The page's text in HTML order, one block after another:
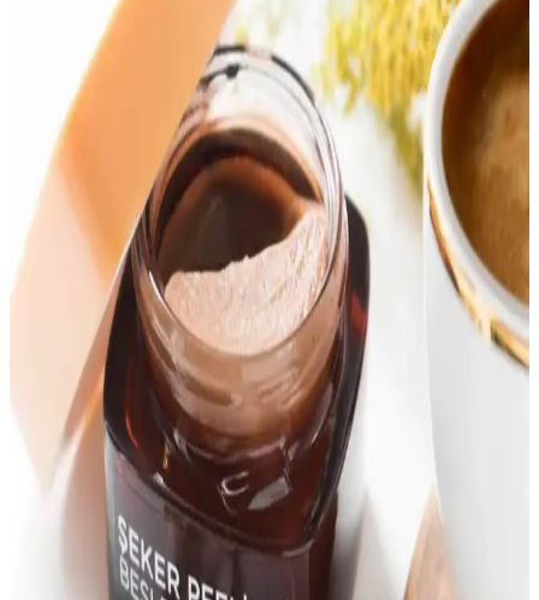
Yüz Yıkamada Sadece Su Kullanımı: Cilt Tipine
Göre Etkili Temizlik Yöntemleri
Sadece suyla yüz yıkama, cilt tipine göre değişen etkiler sunar.
Doğru uygulandığında cilt bariyerini korur ancak makyaj ve kir
temizliği için ek ürünler gereklidir.
Duş Rutini ve Vücut Bakımında Etkili Ürün Seçimi
ve Uygulama Yöntemleri
Duş rutini, cilt tipine uygun ürünlerin dengeli kullanımıyla vücut
temizliği ve bakımını sağlar. Sabun, duş jeli, duş yağı, peeling ve
nemlendirici ürünlerin doğru uygulanması cilt sağlığını korur ve
Yetişkinlerde Akne ve Makyaj Problemleri: Doğru
Ürün Seçimi ve Cilt Bakımı Yöntemleri
Yetişkinlerde akne ve makyaj problemleri, cilt nemi, ürün seçimi ve
uygulama teknikleriyle ilişkilidir. Doğru bakım ve aktif maddelerle
makyaj daha doğal ve sağlıklı görünür.
Yüz ve Vücut İçin Büyük Hacimli Cilt Bakım
Ürünleri ve Özellikleri İncelemesi